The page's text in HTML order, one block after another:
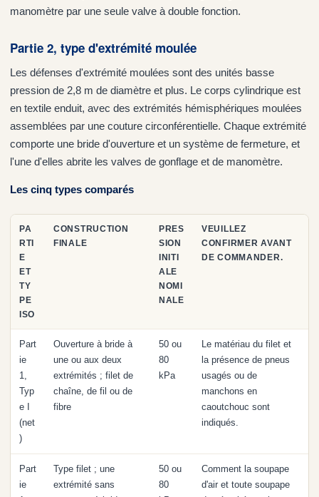
manomètre par une seule valve à double fonction.
Partie 2, type d'extrémité moulée
Les défenses d'extrémité moulées sont des unités basse
pression de 2,8 m de diamètre et plus. Le corps cylindrique est
en textile enduit, avec des extrémités hémisphériques moulées
assemblées par une couture circonférentielle. Chaque extrémité
comporte une bride d'ouverture et un système de fermeture, et
l'une d'elles abrite les valves de gonflage et de manomètre.
Les cinq types comparés
PA
RTI
E
ET
TY
PE
ISO
CONSTRUCTION
FINALE
PRES
SION
INITI
ALE
NOMI
NALE
VEUILLEZ
CONFIRMER AVANT
DE COMMANDER.
Part
ie
1,
Typ
e I
(net
)
Ouverture à bride à
une ou aux deux
extrémités ; filet de
chaîne, de fil ou de
fibre
50 ou
80
kPa
Le matériau du filet et
la présence de pneus
usagés ou de
manchons en
caoutchouc sont
indiqués.
Part
ie
Type filet ; une
extrémité sans
50 ou
80
Comment la soupape
d'air et toute soupape